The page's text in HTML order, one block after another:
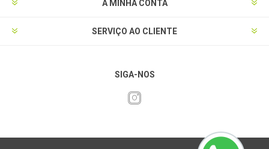
A MINHA CONTA
SERVIÇO AO CLIENTE
SIGA-NOS